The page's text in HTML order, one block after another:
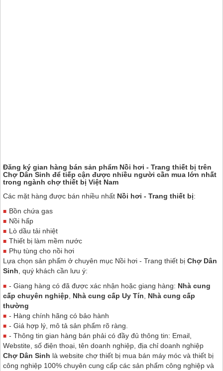
Đăng ký gian hàng bán sản phẩm Nồi hơi - Trang thiết bị trên
Chợ Dân Sinh để tiếp cận được nhiều người cần mua lớn nhất
trong ngành chợ thiết bị Việt Nam
Các mặt hàng được bán nhiều nhất Nồi hơi - Trang thiết bị:
Bồn chứa gas
Nồi hấp
Lò dầu tải nhiệt
Thiết bị làm mềm nước
Phụ tùng cho nồi hơi
Lựa chọn sản phẩm ở chuyên mục Nồi hơi - Trang thiết bị Chợ Dân
Sinh, quý khách cần lưu ý:
- Giang hàng có đã được xác nhận hoặc giang hàng: Nhà cung
cấp chuyên nghiệp, Nhà cung cấp Uy Tín, Nhà cung cấp
thường
- Hàng chính hãng có bảo hành
- Giá hợp lý, mô tả sản phẩm rõ ràng.
- Thông tin gian hàng bán phải có đầy đủ thông tin: Email,
Webstite, số điện thoại, tên doanh nghiệp, địa chỉ doanh nghiệp
Chợ Dân Sinh là website chợ thiết bị mua bán máy móc và thiết bị
công nghiệp 100% chuyên cung cấp các sản phẩm công nghiệp và